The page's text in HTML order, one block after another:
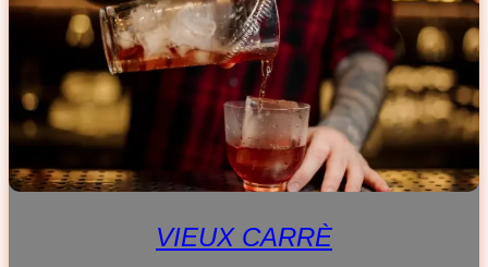
VIEUX CARRÈ